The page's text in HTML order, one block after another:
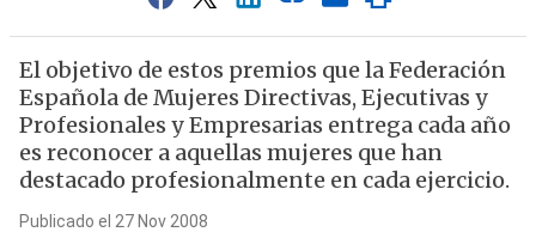
El objetivo de estos premios que la Federación
Española de Mujeres Directivas, Ejecutivas y
Profesionales y Empresarias entrega cada año
es reconocer a aquellas mujeres que han
destacado profesionalmente en cada ejercicio.
Publicado el 27 Nov 2008